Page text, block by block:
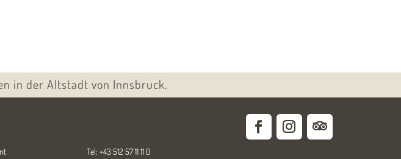
in der Altstadt von Innsbruck.
Tel: +43 512 57 11 11 0